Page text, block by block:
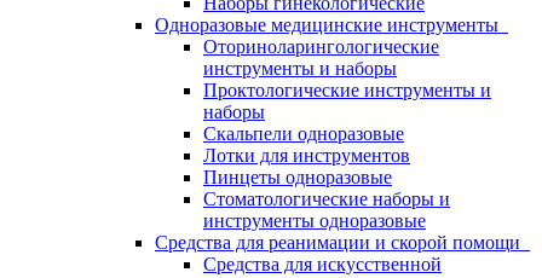
Одноразовые медицинские инструменты
Оториноларингологические
инструменты и наборы
Проктологические инструменты и
наборы
Скальпели одноразовые
Лотки для инструментов
Пинцеты одноразовые
Стоматологические наборы и
инструменты одноразовые
Средства для реанимации и скорой помощи
Средства для искусственной